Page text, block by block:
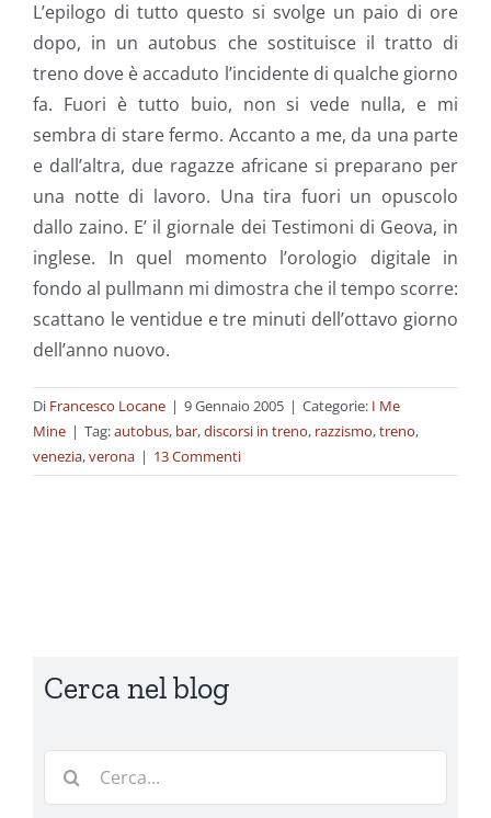
L’epilogo di tutto questo si svolge un paio di ore
dopo, in un autobus che sostituisce il tratto di
treno dove è accaduto l’incidente di qualche giorno
fa. Fuori è tutto buio, non si vede nulla, e mi
sembra di stare fermo. Accanto a me, da una parte
e dall’altra, due ragazze africane si preparano per
una notte di lavoro. Una tira fuori un opuscolo
dallo zaino. E’ il giornale dei Testimoni di Geova, in
inglese. In quel momento l’orologio digitale in
fondo al pullmann mi dimostra che il tempo scorre:
scattano le ventidue e tre minuti dell’ottavo giorno
dell’anno nuovo.
Di Francesco Locane | 9 Gennaio 2005 | Categorie: I Me
Mine | Tag:autobus, bar,discorsi in treno, razzismo,treno,
venezia,verona | 13 Commenti
Cerca nel blog
Cerca